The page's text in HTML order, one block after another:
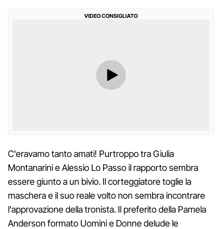
VIDEO CONSIGLIATO
C'eravamo tanto amati! Purtroppo tra Giulia
Montanarini e Alessio Lo Passo il rapporto sembra
essere giunto a un bivio. Il corteggiatore toglie la
maschera e il suo reale volto non sembra incontrare
l'approvazione della tronista. Il preferito della Pamela
Anderson formato Uomini e Donne delude le